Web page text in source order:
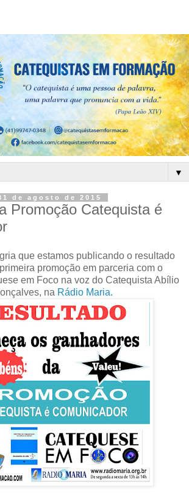
▼
de agosto de 2015
Promoção Catequista é
que estamos publicando o resultado
promoção em parceria com o
em Foco na voz do Catequista Abílio
na Rádio Maria.